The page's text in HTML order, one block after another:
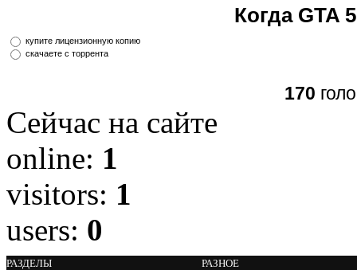
Когда GTA
купите лицензионную копию
скачаете с торрента
170
Сейчас на сайте
online: 1
visitors: 1
users: 0
РАЗДЕЛЫ
РАЗНОЕ